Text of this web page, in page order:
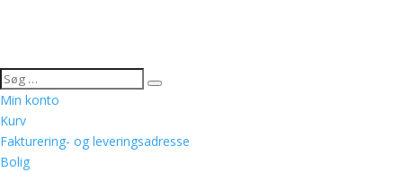
Min konto
Kurv
Fakturering- og leveringsadresse
Bolig